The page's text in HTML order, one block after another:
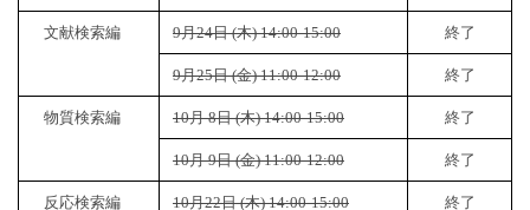
文献検索編 9月24日 (木) 14:00-15:00 終了
9月25日 (金) 11:00-12:00 終了
物質検索編 10月 8日 (木) 14:00-15:00 終了
10月 9日 (金) 11:00-12:00 終了
反応検索編 10月22日 (木) 14:00-15:00 終了